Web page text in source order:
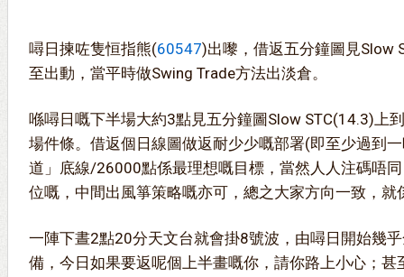
噚日揀咗隻恒指熊(60547)出嚟，借返五分鐘圖見Slow
至出動，當平時做Swing Trade方法出淡倉。
喺噚日嘅下半場大約3點見五分鐘圖Slow STC(14.3)上
場件條。借返個日線圖做返耐少少嘅部署(即至少過到
道」底線/26000點係最理想嘅目標，當然人人注碼唔
位嘅，中間出風箏策略嘅亦可，總之大家方向一致，就
一陣下晝2點20分天文台就會掛8號波，由噚日開始幾
備，今日如果要返呢個上半畫嘅你，請你路上小心；甚